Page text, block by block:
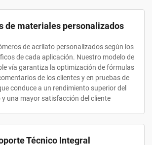
de materiales personalizados
de acrilato personalizados según los
de cada aplicación. Nuestro modelo de
vía garantiza la optimización de fórmulas
de los clientes y en pruebas de
conduce a un rendimiento superior del
una mayor satisfacción del cliente
Técnico Integral